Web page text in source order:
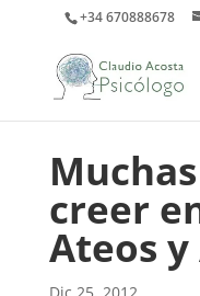
+34 670888678
creer
Ateos